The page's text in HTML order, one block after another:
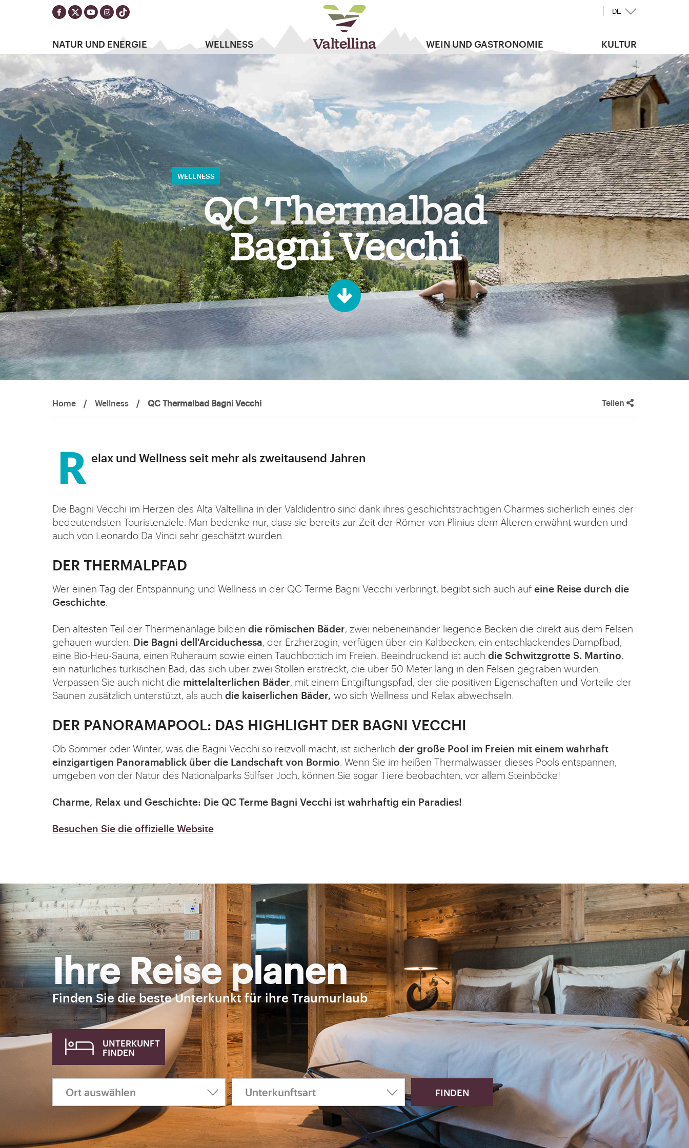
DE
NATUR UND ENERGIE WELLNESS WEIN UND GASTRONOMIE KULTUR
QC Thermalbad
Bagni Vecchi
Home / Wellness / QC Thermalbad Bagni Vecchi Teilen
Relax und Wellness seit mehr als zweitausend Jahren
Die Bagni Vecchi im Herzen des Alta Valtellina in der Valdidentro sind dank ihres geschichtsträchtigen Charmes sicherlich eines der
bedeutendsten Touristenziele. Man bedenke nur, dass sie bereits zur Zeit der Römer von Plinius dem Älteren erwähnt wurden und
auch von Leonardo Da Vinci sehr geschätzt wurden.
DER THERMALPFAD
Wer einen Tag der Entspannung und Wellness in der QC Terme Bagni Vecchi verbringt, begibt sich auch auf eine Reise durch die
Geschichte
Den ältesten Teil der Thermenanlage bilden die römischen Bäder , zwei nebeneinander liegende Becken die direkt aus dem Felsen
gehauen wurden. Die Bagni dell'Arciduchessa , der Erzherzogin, verfügen über ein Kaltbecken, ein entschlackendes Dampfbad,
eine Bio-Heu-Sauna, einen Ruheraum sowie einen Tauchbottich im Freien. Beeindruckend ist auch die Schwitzgrotte S. Martino
ein natürliches türkischen Bad, das sich über zwei Stollen erstreckt, die über 50 Meter lang in den Felsen gegraben wurden.
Verpassen Sie auch nicht die mittelalterlichen Bäder , mit einem Entgiftungspfad, der die positiven Eigenschaften und Vorteile der
Saunen zusätzlich unterstützt, als auch die kaiserlichen Bäder, wo sich Wellness und Relax abwechseln.
DER PANORAMAPOOL: DAS HIGHLIGHT DER BAGNI VECCHI
Ob Sommer oder Winter, was die Bagni Vecchi so reizvoll macht, ist sicherlich der große Pool im Freien mit einem wahrhaft
einzigartigen Panoramablick über die Landschaft von Bormio . Wenn Sie im heißen Thermalwasser dieses Pools entspannen,
umgeben von der Natur des Nationalparks Stilfser Joch, können Sie sogar Tiere beobachten, vor allem Steinböcke!
Charme, Relax und Geschichte: Die QC Terme Bagni Vecchi ist wahrhaftig ein Paradies!
Besuchen Sie die offizielle Website
Ihre Reise planen
Finden Sie die beste Unterkunkt für ihre Traumurlaub
UNTERKUNFT
FINDEN